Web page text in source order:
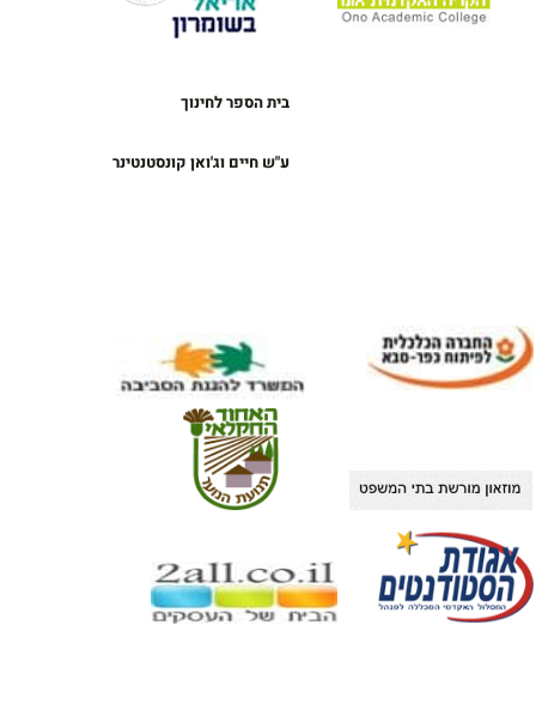
בית הספר לחינוך
ע"ש חיים וג'ואן קונסטנטינר